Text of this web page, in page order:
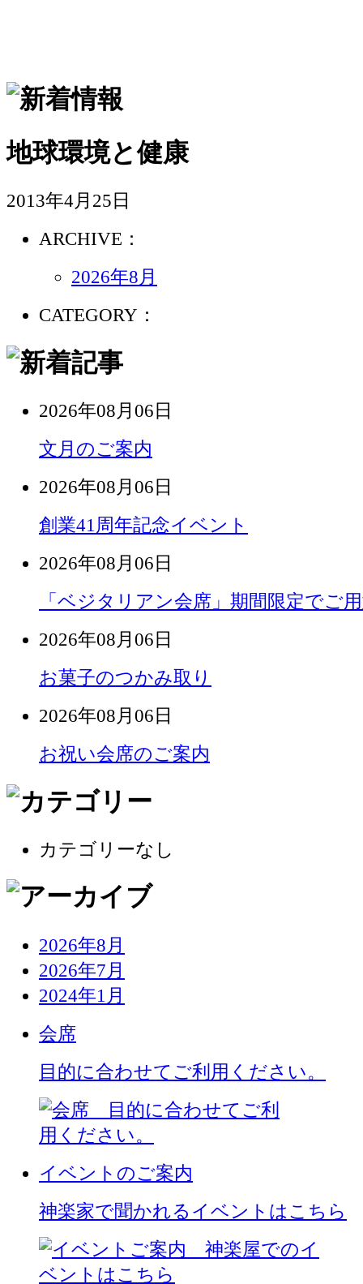
地球環境と健康
2013年4月25日
ARCHIVE：
2026年8月
CATEGORY：
2026年08月06日
文月のご案内
2026年08月06日
創業41周年記念イベント
2026年08月06日
「ベジタリアン会席」期間限定でご
2026年08月06日
お菓子のつかみ取り
2026年08月06日
お祝い会席のご案内
カテゴリーなし
2026年8月
2026年7月
2024年1月
会席
目的に合わせてご利用ください。
イベントのご案内
神楽家で聞かれるイベントはこちら